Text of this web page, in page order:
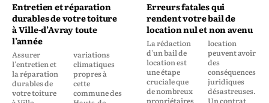
Entretien et réparation
durables de votre toiture
à Ville-d’Avray toute
l’année
Assurer
l'entretien et
la réparation
durables de
votre toiture
variations
climatiques
propres à
cette
commune des
Erreurs fatales qui
rendent votre bail de
location nul et non avenu
La rédaction
d'un bail de
location est
une étape
cruciale que
de nombreux
propriétaires
location
peuvent avoir
des
conséquences
juridiques
désastreuses.
Un contrat